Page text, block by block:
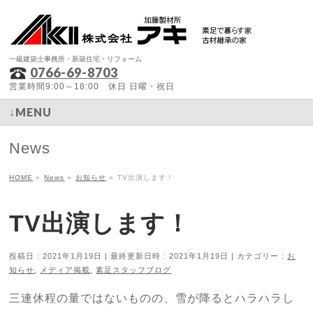
一級建築士事務所・新築住宅・リフォーム
0766-69-8703
営業時間9:00～18:00 休日 日曜・祝日
↓MENU
News
HOME » News » お知らせ » TV出演します！
TV出演します！
投稿日 : 2021年1月19日 最終更新日時 : 2021年1月19日 カテゴリー : お
知らせ
メディア掲載 ,素足スタッフブログ
三連休程の量ではないものの、雪が降るとハラハラし